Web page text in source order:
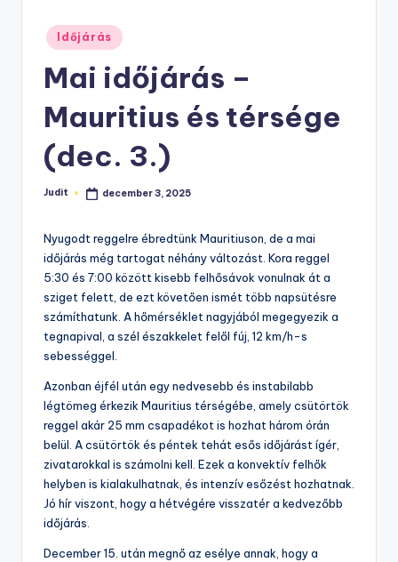
Posted
in
Időjárás
Mai időjárás –
Mauritius és térsége
(dec. 3.)
Posted
Judit december 3, 2025
Nyugodt reggelre ébredtünk Mauritiuson, de a mai
időjárás még tartogat néhány változást. Kora reggel
5:30 és 7:00 között kisebb felhősávok vonulnak át a
sziget felett, de ezt követően ismét több napsütésre
számíthatunk. A hőmérséklet nagyjából megegyezik a
tegnapival, a szél északkelet felől fúj, 12 km/h-s
sebességgel.
Azonban éjfél után egy nedvesebb és instabilabb
légtömeg érkezik Mauritius térségébe, amely csütörtök
reggel akár 25 mm csapadékot is hozhat három órán
belül. A csütörtök és péntek tehát esős időjárást ígér,
zivatarokkal is számolni kell. Ezek a konvektív felhők
helyben is kialakulhatnak, és intenzív esőzést hozhatnak.
Jó hír viszont, hogy a hétvégére visszatér a kedvezőbb
időjárás.
December 15. után megnő az esélye annak, hogy a